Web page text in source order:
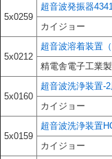
5x0259
超音波発振器
カイジョー
5x0212
超音波溶着装置
精電舎電子工業製
5x0160
超音波洗浄装置-
カイジョー
5x0159
超音波洗浄装置
カイジョー